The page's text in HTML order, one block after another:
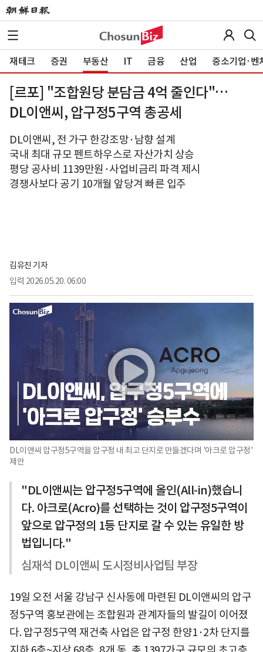
재테크 증권 부동산 IT 금융 산업 중소기업·벤
[르포] "조합원당 분담금 4억 줄인다"…
DL이앤씨, 압구정5구역 총공세
DL이앤씨, 전 가구 한강조망·남향 설계
국내 최대 규모 펜트하우스로 자산가치 상승
평당 공사비 1139만원·사업비금리 파격 제시
경쟁사보다 공기 10개월 앞당겨 빠른 입주
김유진 기자
입력 2026.05.20. 06:00
DL이앤씨 압구정5구역을 압구정 내 최고 단지로 만들겠다며 '아크로 압구정'
제안
"DL이앤씨는 압구정5구역에 올인(All-in)했습니
다. 아크로(Acro)를 선택하는 것이 압구정5구역이
앞으로 압구정의 1등 단지로 갈 수 있는 유일한 방
법입니다."
심재석 DL이앤씨 도시정비사업팀 부장
19일 오전 서울 강남구 신사동에 마련된 DL이앤씨의 압구
정5구역 홍보관에는 조합원과 관계자들의 발길이 이어졌
다. 압구정5구역 재건축 사업은 압구정 한양1·2차 단지를